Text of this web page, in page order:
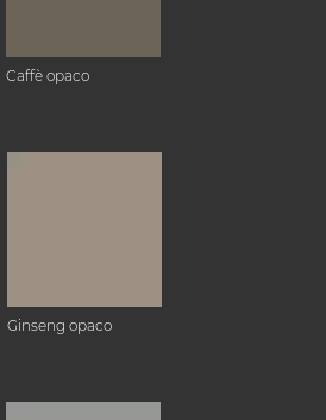
Caffè opaco
Ginseng opaco